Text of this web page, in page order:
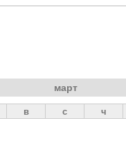
март
в с ч